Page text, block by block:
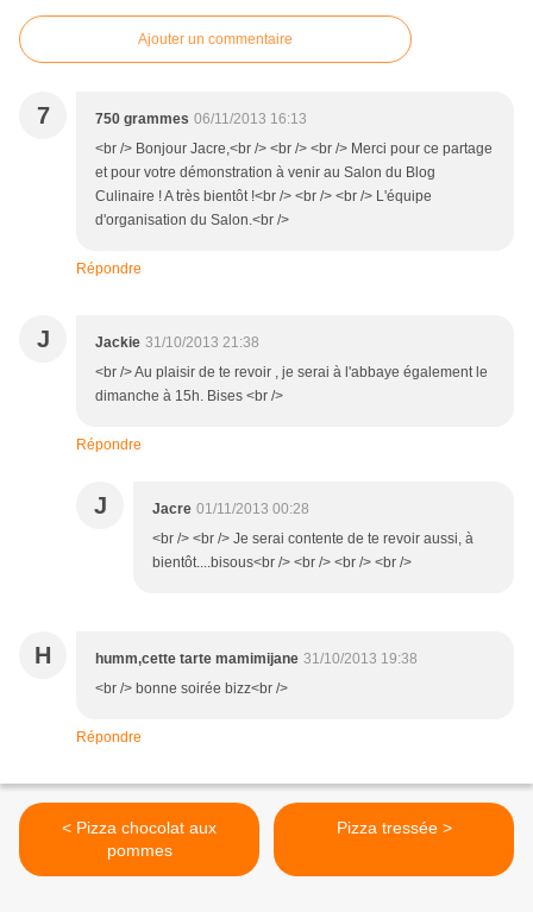
Ajouter un commentaire
7 750 grammes 06/11/2013 16:13
<br /> Bonjour Jacre,<br /> <br /> <br /> Merci pour ce partage
et pour votre démonstration à venir au Salon du Blog
Culinaire ! A très bientôt !<br /> <br /> <br /> L'équipe
d'organisation du Salon.<br />
Répondre
J Jackie 31/10/2013 21:38
<br /> Au plaisir de te revoir , je serai à l'abbaye également le
dimanche à 15h. Bises <br />
Répondre
J Jacre 01/11/2013 00:28
<br /> <br /> Je serai contente de te revoir aussi, à
bientôt....bisous<br /> <br /> <br /> <br />
H humm,cette tarte mamimijane 31/10/2013 19:38
<br /> bonne soirée bizz<br />
Répondre
< Pizza chocolat aux
pommes
Pizza tressée >